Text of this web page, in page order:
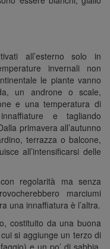
all’esterno solo in
invernali non
le piante vanno
un androne o scale,
e una temperatura di
e tagliando
primavera all’autunno
terrazza o balcone,
all’intensificarsi delle
regolarità ma senza
marciumi
una innaffiatura è l’altra.
costituito da una buona
si aggiunge un terzo di